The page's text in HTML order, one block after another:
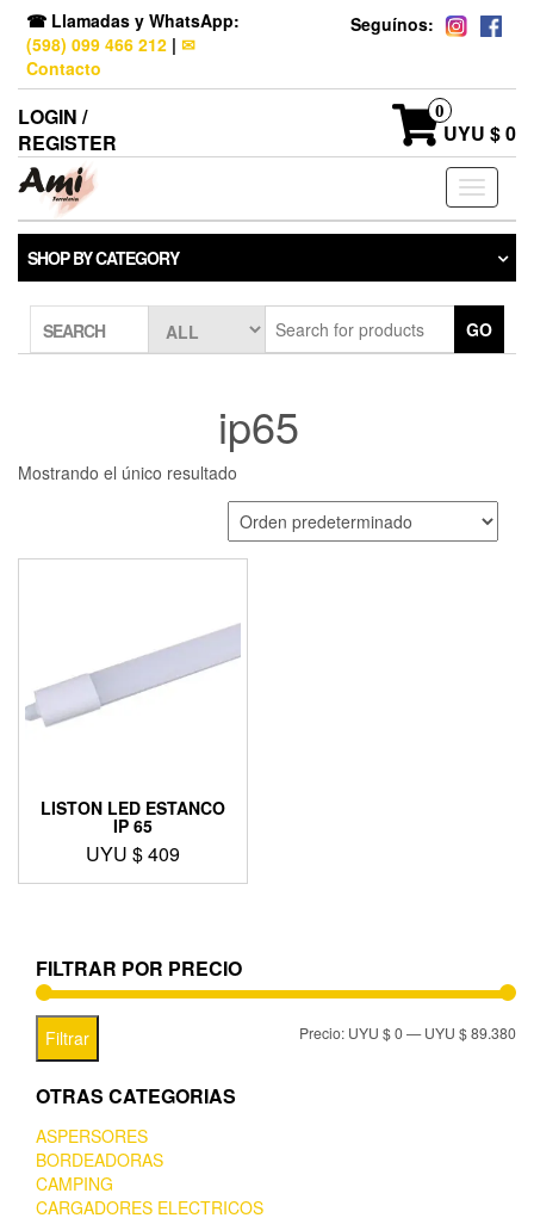
☎ Llamadas y WhatsApp:
(598) 099 466 212 | ✉
Contacto
Seguínos:
LOGIN /
REGISTER
0
UYU $ 0
Toggle
SHOP BY CATEGORY
SEARCH GO
ip65
Mostrando el único resultado
LISTON LED ESTANCO
IP 65
UYU $409
FILTRAR POR PRECIO
Filtrar Precio: UYU $ 0—UYU $ 89.380
OTRAS CATEGORIAS
ASPERSORES
BORDEADORAS
CAMPING
CARGADORES ELECTRICOS